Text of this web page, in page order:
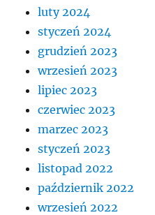
luty 2024
styczeń 2024
grudzień 2023
wrzesień 2023
lipiec 2023
czerwiec 2023
marzec 2023
styczeń 2023
listopad 2022
październik 2022
wrzesień 2022